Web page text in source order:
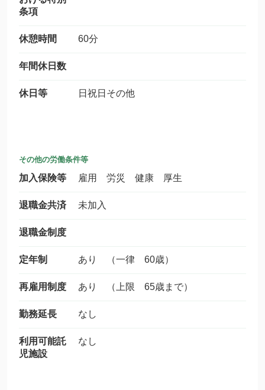
条項
休憩時間 60分
年間休日数
休日等 日祝日その他
その他の労働条件等
加入保険等 雇用 労災 健康 厚生
退職金共済 未加入
退職金制度
定年制 あり （一律 60歳）
再雇用制度 あり （上限 65歳まで）
勤務延長 なし
利用可能託
児施設
なし